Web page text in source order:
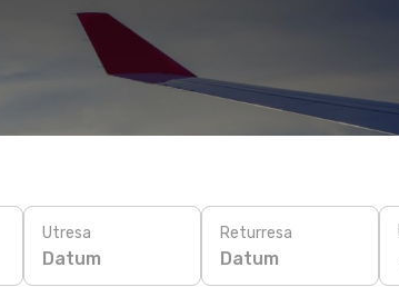
Utresa
Datum
Returresa
Datum